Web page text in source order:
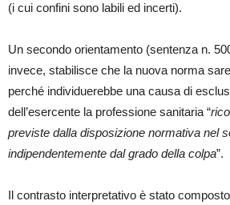
(i cui confini sono labili ed incerti).
Un secondo orientamento (sentenza n.
invece, stabilisce che la nuova norma
perché individuerebbe una causa di
dell’esercente la professione sanitaria “
previste dalla disposizione normativa nel
indipendentemente dal grado della colpa”.
Il contrasto interpretativo è stato